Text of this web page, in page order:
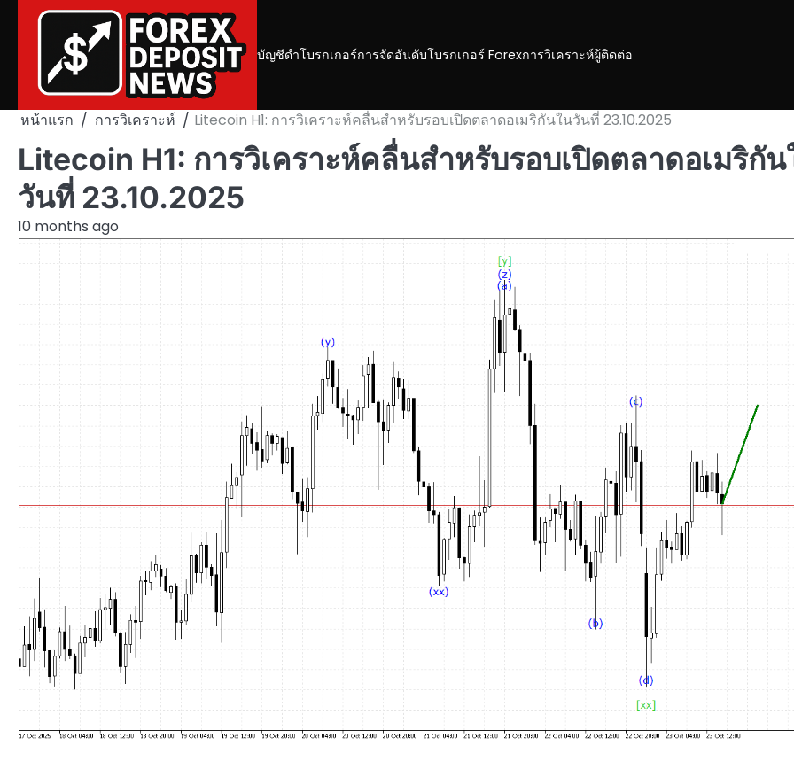
บัญชีดำโบรกเกอร์การจัดอันดับโบรกเกอร์ Forexการวิเคราะห์ผู้ติดต่อ
หน้าแรก การวิเคราะห์ Litecoin H1: การวิเคราะห์คลื่นสำหรับรอบเปิดตลาดอเมริกันในวันที่ 23.10.2025
Litecoin H1: การวิเคราะห์คลื่นสำหรับรอบเปิดตลาดอเมริกัน
วันที่ 23.10.2025
10 months ago